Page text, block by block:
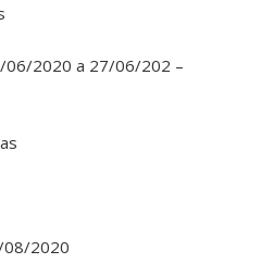
06/2020 a 27/06/202 –
2020